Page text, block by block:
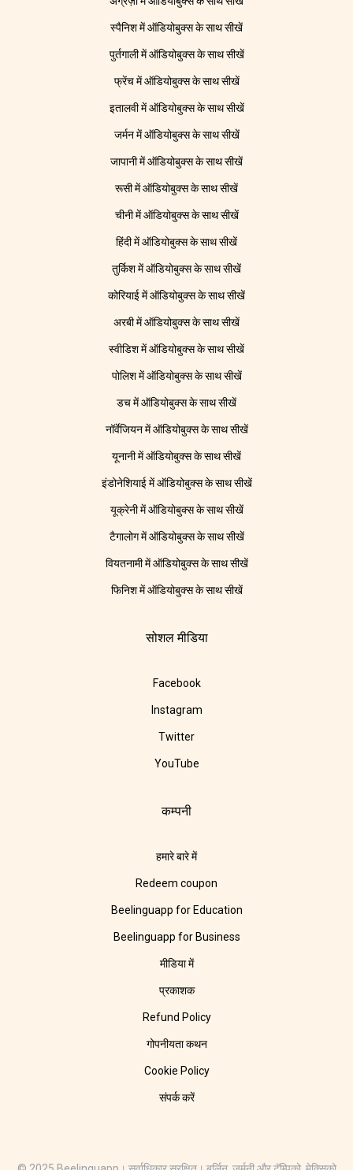
स्पैनिश में ऑडियोबुक्स के साथ सीखें
पुर्तगाली में ऑडियोबुक्स के साथ सीखें
फ्रेंच में ऑडियोबुक्स के साथ सीखें
इतालवी में ऑडियोबुक्स के साथ सीखें
जर्मन में ऑडियोबुक्स के साथ सीखें
जापानी में ऑडियोबुक्स के साथ सीखें
रूसी में ऑडियोबुक्स के साथ सीखें
चीनी में ऑडियोबुक्स के साथ सीखें
हिंदी में ऑडियोबुक्स के साथ सीखें
तुर्किश में ऑडियोबुक्स के साथ सीखें
कोरियाई में ऑडियोबुक्स के साथ सीखें
अरबी में ऑडियोबुक्स के साथ सीखें
स्वीडिश में ऑडियोबुक्स के साथ सीखें
पोलिश में ऑडियोबुक्स के साथ सीखें
डच में ऑडियोबुक्स के साथ सीखें
नॉर्वेजियन में ऑडियोबुक्स के साथ सीखें
यूनानी में ऑडियोबुक्स के साथ सीखें
इंडोनेशियाई में ऑडियोबुक्स के साथ सीखें
यूक्रेनी में ऑडियोबुक्स के साथ सीखें
टैगालोग में ऑडियोबुक्स के साथ सीखें
वियतनामी में ऑडियोबुक्स के साथ सीखें
फिनिश में ऑडियोबुक्स के साथ सीखें
सोशल मीडिया
Facebook
Instagram
Twitter
YouTube
कम्पनी
हमारे बारे में
Redeem coupon
Beelinguapp for Education
Beelinguapp for Business
मीडिया में
प्रकाशक
Refund Policy
गोपनीयता कथन
Cookie Policy
संपर्क करें